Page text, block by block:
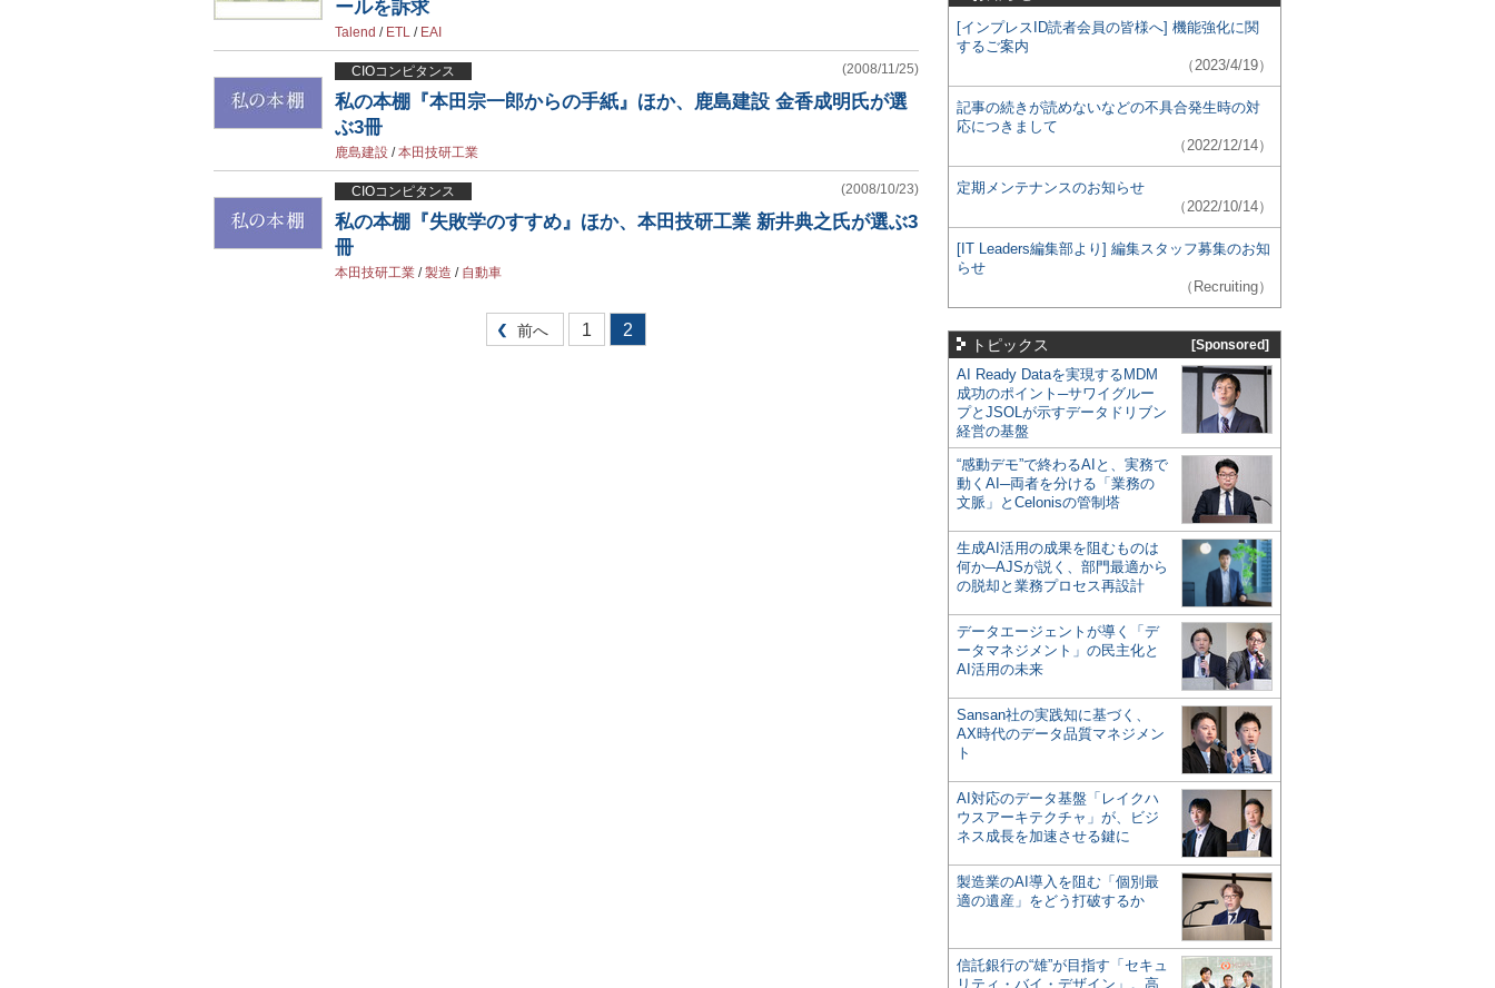
ールを訴求
Talend / ETL / EAI
CIOコンピタンス (2008/11/25)
私の本棚『本田宗一郎からの手紙』ほか、鹿島建設 金香成明氏が選
ぶ3冊
鹿島建設 /本田技研工業
CIOコンピタンス (2008/10/23)
私の本棚『失敗学のすすめ』ほか、本田技研工業 新井典之氏が選ぶ3
冊
本田技研工業 /製造 / 自動車
前へ 1 2
[インプレスID読者会員の皆様へ] 機能強化に関
するご案内
（2023/4/19）
記事の続きが読めないなどの不具合発生時の対
応につきまして
（2022/12/14）
定期メンテナンスのお知らせ
（2022/10/14）
[IT Leaders編集部より] 編集スタッフ募集のお知
らせ
（Recruiting）
トピックス [Sponsored]
AI Ready Dataを実現するMDM
成功のポイント─サワイグルー
プとJSOLが示すデータドリブン
経営の基盤
“感動デモ”で終わるAIと、実務で
動くAI─両者を分ける「業務の
文脈」とCelonisの管制塔
生成AI活用の成果を阻むものは
何か─AJSが説く、部門最適から
の脱却と業務プロセス再設計
データエージェントが導く「デ
ータマネジメント」の民主化と
AI活用の未来
Sansan社の実践知に基づく、
AX時代のデータ品質マネジメン
ト
AI対応のデータ基盤「レイクハ
ウスアーキテクチャ」が、ビジ
ネス成長を加速させる鍵に
製造業のAI導入を阻む「個別最
適の遺産」をどう打破するか
信託銀行の“雄”が目指す「セキュ
リティ・バイ・デザイン」。高